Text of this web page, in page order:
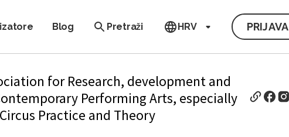
Blog Pretraži HRV PRIJAVA
for Research, development and
Performing Arts, especially
Practice and Theory